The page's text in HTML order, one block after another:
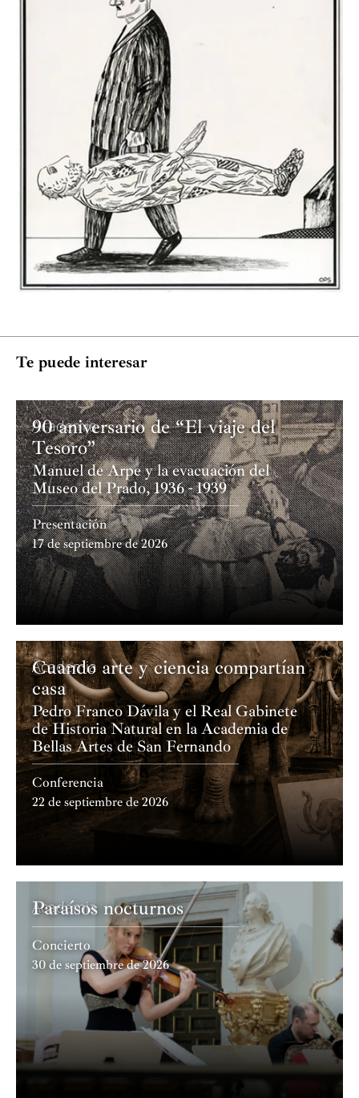
Te puede interesar
Academia
90 aniversario de “El viaje del
Tesoro”
Manuel de Arpe y la evacuación del
Museo del Prado, 1936 - 1939
Presentación
17 de septiembre de 2026
Academia
Cuando arte y ciencia compartían
casa
Pedro Franco Dávila y el Real Gabinete
de Historia Natural en la Academia de
Bellas Artes de San Fernando
Conferencia
22 de septiembre de 2026
Academia
Paraísos nocturnos
Concierto
30 de septiembre de 2026